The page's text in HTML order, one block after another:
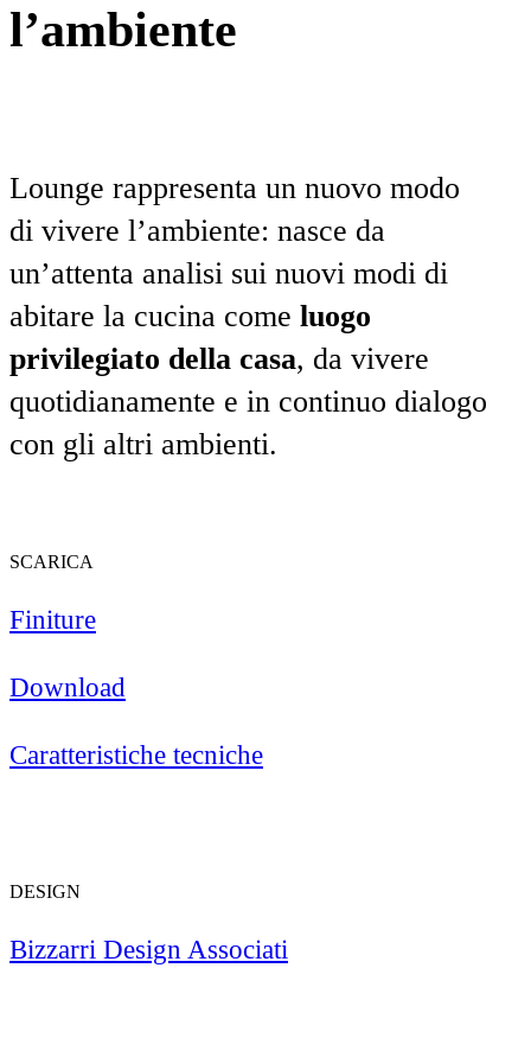
l’ambiente
Lounge rappresenta un nuovo modo
di vivere l’ambiente: nasce da
un’attenta analisi sui nuovi modi di
abitare la cucina come luogo
privilegiato della casa, da vivere
quotidianamente e in continuo dialogo
con gli altri ambienti.
SCARICA
Finiture
Download
Caratteristiche tecniche
DESIGN
Bizzarri Design Associati